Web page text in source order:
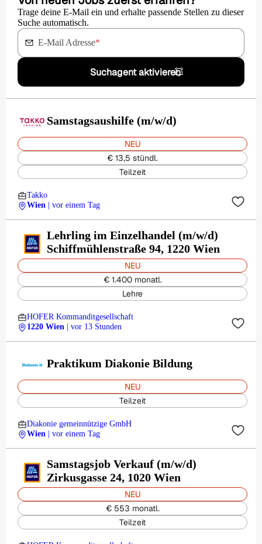
Trage deine E-Mail ein und erhalte passende Stellen zu dieser
Suche automatisch.
E-Mail Adresse*
Suchagent aktivieren
Samstagsaushilfe (m/w/d)
NEU
€ 13,5 stündl.
Teilzeit
Takko
Wien
| vor einem Tag
Lehrling im Einzelhandel (m/w/d)
Schiffmühlenstraße 94, 1220 Wien
NEU
€ 1.400 monatl.
Lehre
HOFER Kommanditgesellschaft
1220 Wien
| vor 13 Stunden
Praktikum Diakonie Bildung
NEU
Teilzeit
Diakonie gemeinnützige GmbH
Wien
| vor einem Tag
Samstagsjob Verkauf (m/w/d)
Zirkusgasse 24, 1020 Wien
NEU
€ 553 monatl.
Teilzeit